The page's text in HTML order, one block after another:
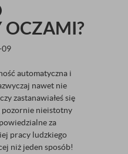
OCZAMI?
09
automatyczna i
nawet nie
zastanawiałeś się
pozornie nieistotny
za
pracy ludzkiego
niż jeden sposób!